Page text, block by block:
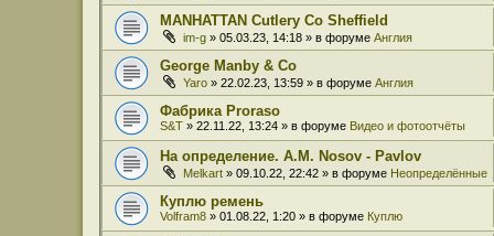
MANHATTAN Cutlery Co Sheffield
im-g » 05.03.23, 14:18 » в форуме Англия
George Manby & Co
Yaro » 22.02.23, 13:59 » в форуме Англия
Фабрика Proraso
S&T » 22.11.22, 13:24 » в форуме Видео и фотоотчёты
На определение. A.M. Nosov - Pavlov
Melkart » 09.10.22, 22:42 » в форуме Неопределённые
Куплю ремень
Volfram8 » 01.08.22, 1:20 » в форуме Куплю